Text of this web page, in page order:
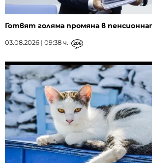
Готвят голяма промяна в
03.08.2026 | 09:38 ч. 206